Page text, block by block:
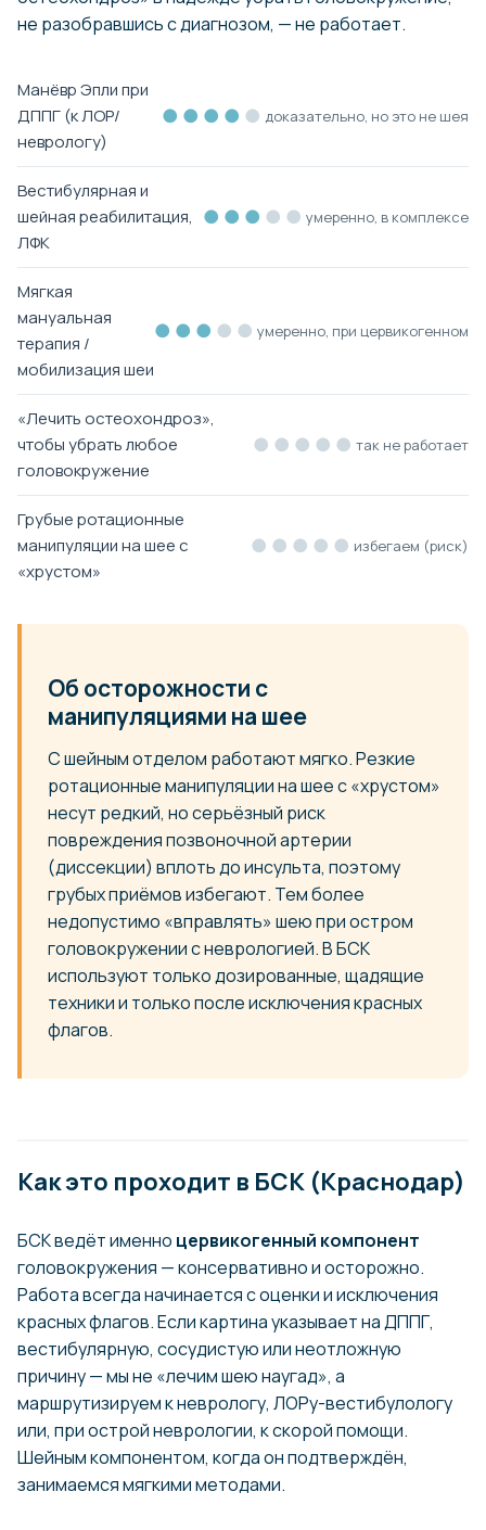
не разобравшись с диагнозом, — не работает.
Манёвр Эпли при
ДППГ (к ЛОР/
неврологу)
●●●● ● доказательно, но это не шея
Вестибулярная и
шейная реабилитация,
ЛФК
●●● ●● умеренно, в комплексе
Мягкая
мануальная
терапия /
мобилизация шеи
●●● ●● умеренно, при цервикогенном
«Лечить остеохондроз»,
чтобы убрать любое
головокружение
●●●●● так не работает
Грубые ротационные
манипуляции на шее с
«хрустом»
●●●●● избегаем (риск)
Об осторожности с
манипуляциями на шее
С шейным отделом работают мягко. Резкие
ротационные манипуляции на шее с «хрустом»
несут редкий, но серьёзный риск
повреждения позвоночной артерии
(диссекции) вплоть до инсульта, поэтому
грубых приёмов избегают. Тем более
недопустимо «вправлять» шею при остром
головокружении с неврологией. В БСК
используют только дозированные, щадящие
техники и только после исключения красных
флагов.
Как это проходит в БСК (Краснодар)
БСК ведёт именно цервикогенный компонент
головокружения — консервативно и осторожно.
Работа всегда начинается с оценки и исключения
красных флагов. Если картина указывает на ДППГ,
вестибулярную, сосудистую или неотложную
причину — мы не «лечим шею наугад», а
маршрутизируем к неврологу, ЛОРу-вестибулологу
или, при острой неврологии, к скорой помощи.
Шейным компонентом, когда он подтверждён,
занимаемся мягкими методами.